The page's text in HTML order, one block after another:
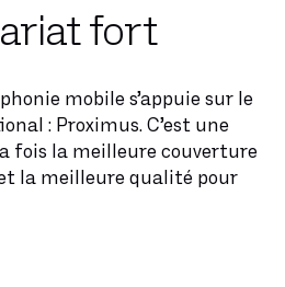
fort
mobile s’appuie sur le
: Proximus. C’est une
fois la meilleure couverture
la meilleure qualité pour